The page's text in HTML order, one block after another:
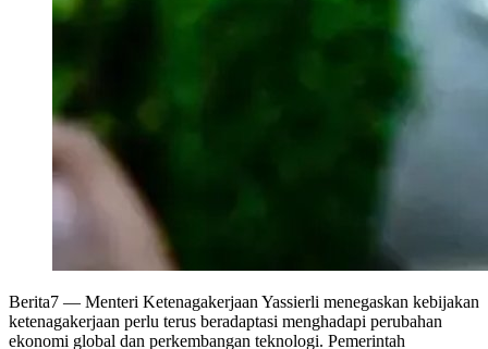
Berita7 — Menteri Ketenagakerjaan Yassierli menegaskan kebijakan
ketenagakerjaan perlu terus beradaptasi menghadapi perubahan
ekonomi global dan perkembangan teknologi. Pemerintah